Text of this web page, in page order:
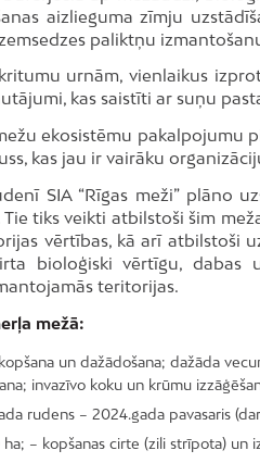
aizlieguma zīmju
paliktņu
urnām, vienlaikus
kas saistīti ar suņu
ekosistēmu pakalpojumu
kas jau ir vairāku
SIA “Rīgas meži” plāno
tiks veikti atbilstoši šim
vērtības, kā arī atbilstoši
bioloģiski vērtīgu, dabas
teritorijas.
mežā:
un dažādošana; dažāda
invazīvo koku un krūmu
rudens – 2024.gada pavasaris
ha; – kopšanas cirte (zili strīpota) un